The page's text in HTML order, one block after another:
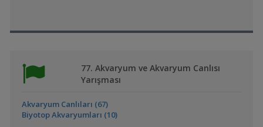
77. Akvaryum ve Akvaryum Canlısı
Yarışması
Akvaryum Canlıları (67)
Biyotop Akvaryumları (10)